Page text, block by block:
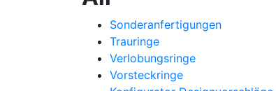
Sonderanfertigungen
Trauringe
Verlobungsringe
Vorsteckringe